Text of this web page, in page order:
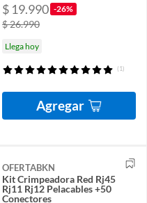
$ 19.990 -26%
$ 26.990
Llega hoy
(1)
Agregar
OFERTABKN
Kit Crimpeadora Red Rj45
Rj11 Rj12 Pelacables +50
Conectores